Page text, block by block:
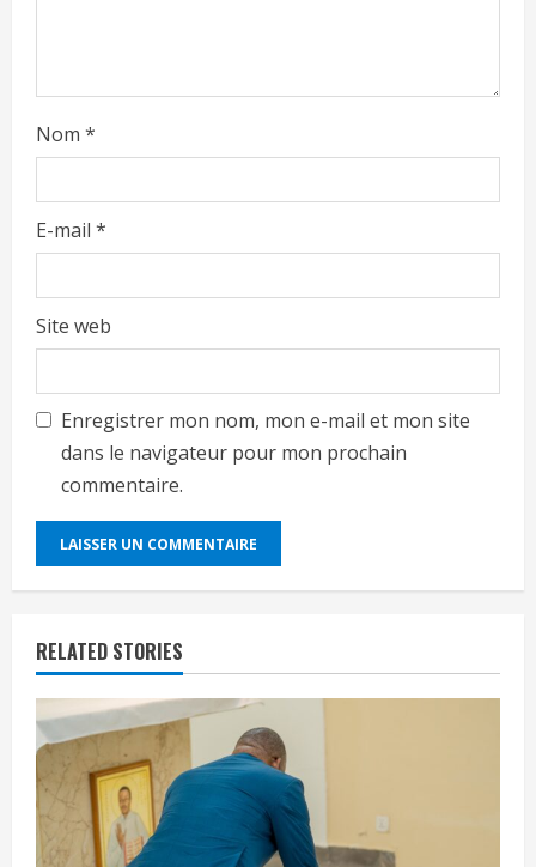
Nom *
E-mail *
Site web
Enregistrer mon nom, mon e-mail et mon site
dans le navigateur pour mon prochain
commentaire.
RELATED STORIES